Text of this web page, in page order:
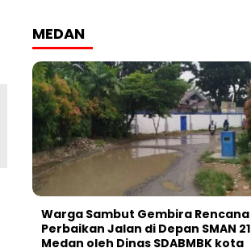
MEDAN
Warga Sambut Gembira Rencana
Perbaikan Jalan di Depan SMAN 21
Medan oleh Dinas SDABMBK kota